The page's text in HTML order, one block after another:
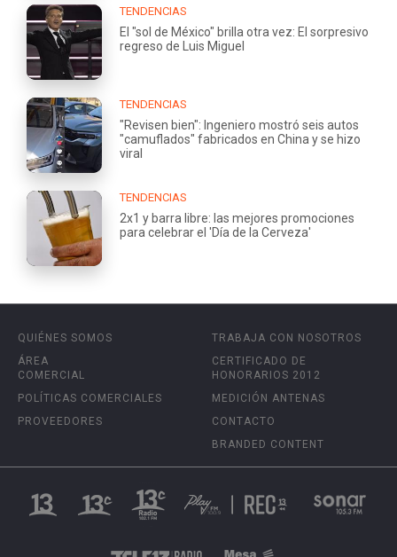
TENDENCIAS
El "sol de México" brilla otra vez: El sorpresivo
regreso de Luis Miguel
TENDENCIAS
"Revisen bien": Ingeniero mostró seis autos
"camuflados" fabricados en China y se hizo
viral
TENDENCIAS
2x1 y barra libre: las mejores promociones
para celebrar el 'Día de la Cerveza'
QUIÉNES SOMOS
ÁREA
COMERCIAL
POLÍTICAS COMERCIALES
PROVEEDORES
TRABAJA CON NOSOTROS
CERTIFICADO DE
HONORARIOS 2012
MEDICIÓN ANTENAS
CONTACTO
BRANDED CONTENT